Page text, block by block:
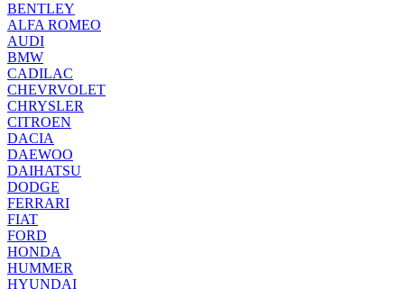
BENTLEY
ALFA ROMEO
AUDI
BMW
CADILAC
CHEVRVOLET
CHRYSLER
CITROEN
DACIA
DAEWOO
DAIHATSU
DODGE
FERRARI
FIAT
FORD
HONDA
HUMMER
HYUNDAI